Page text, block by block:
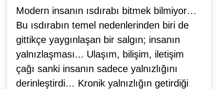
Modern insanın ısdırabı bitmek bilmiyor…
Bu ısdırabın temel nedenlerinden biri de
gittikçe yaygınlaşan bir salgın; insanın
yalnızlaşması... Ulaşım, bilişim, iletişim
çağı sanki insanın sadece yalnızlığını
derinleştirdi… Kronik yalnızlığın getirdiği